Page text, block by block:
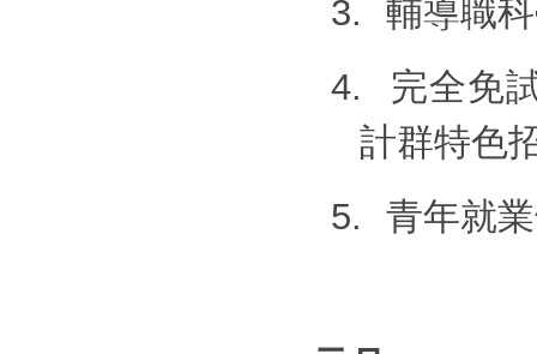
3. 輔導職
4.
完全免
計群特色
5. 青年就